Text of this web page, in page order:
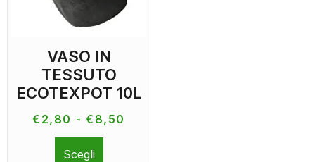
VASO IN
TESSUTO
ECOTEXPOT 10L
€ 2,80 - € 8,50
Scegli